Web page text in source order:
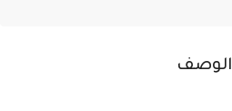
الوصف